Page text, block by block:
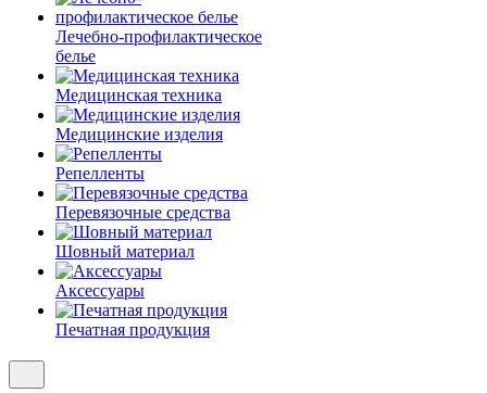
Лечебно-профилактическое
белье
Медицинская техника
Медицинские изделия
Репелленты
Перевязочные средства
Шовный материал
Аксессуары
Печатная продукция